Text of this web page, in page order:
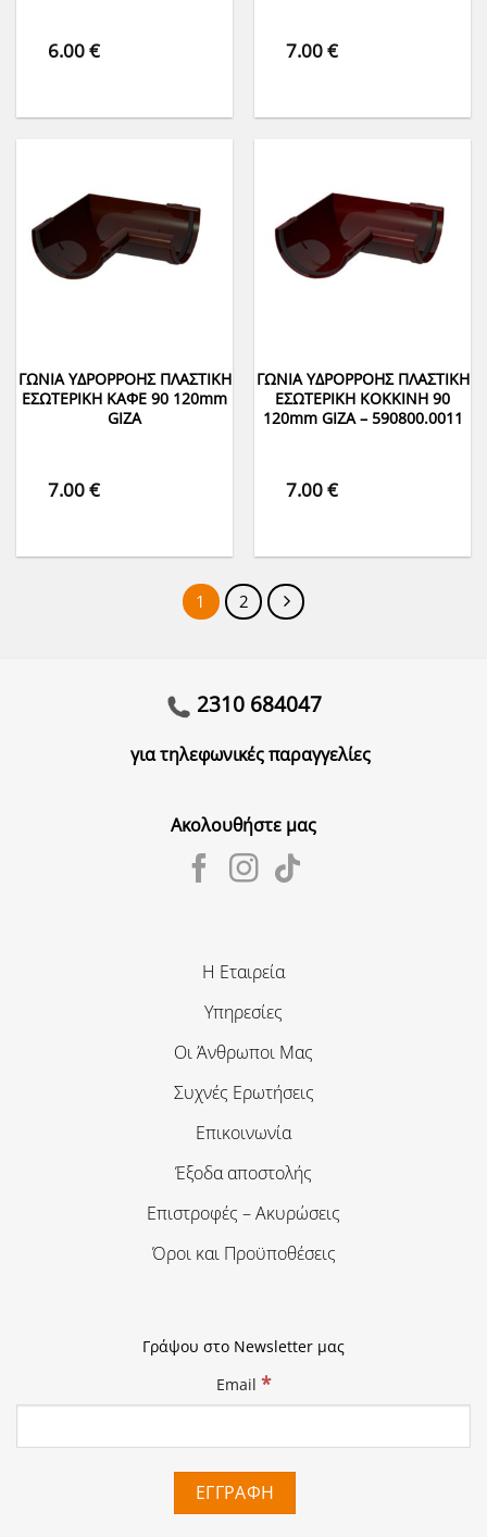
6.00€ 7.00€
ΓΩΝΙΑ ΥΔΡΟΡΡΟΗΣ ΠΛΑΣΤΙΚΗ
ΕΣΩΤΕΡΙΚΗ ΚΑΦΕ 90 120mm
GIZA
7.00€
ΓΩΝΙΑ ΥΔΡΟΡΡΟΗΣ ΠΛΑΣΤΙΚΗ
ΕΣΩΤΕΡΙΚΗ ΚΟΚΚΙΝΗ 90
120mm GIZA – 590800.0011
7.00€
1 2
2310 684047
για τηλεφωνικές παραγγελίες
Ακολουθήστε μας
Η Εταιρεία
Υπηρεσίες
Οι Άνθρωποι Μας
Συχνές Ερωτήσεις
Επικοινωνία
Έξοδα αποστολής
Επιστροφές – Ακυρώσεις
Όροι και Προϋποθέσεις
Γράψου στο Newsletter μας
Email *